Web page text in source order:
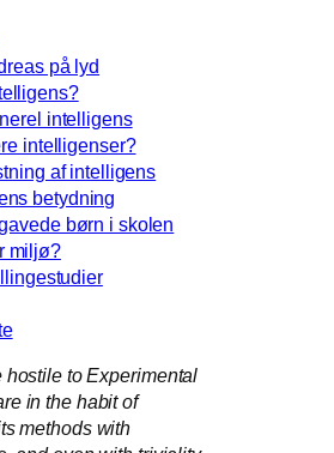
på lyd
intelligens
intelligenser?
af intelligens
betydning
børn i skolen
miljø?
hostile to Experimental
in the habit of
methods with